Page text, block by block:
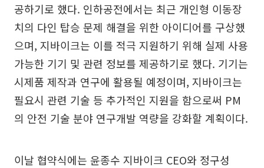
공하기로 했다. 인하공전에서는 최근 개인형 이동장
치의 다인 탑승 문제 해결을 위한 아이디어를 구상했
으며, 지바이크는 이를 적극 지원하기 위해 실제 사용
가능한 기기 및 관련 정보를 제공하기로 했다. 기기는
시제품 제작과 연구에 활용될 예정이며, 지바이크는
필요시 관련 기술 등 추가적인 지원을 함으로써 PM
의 안전 기술 분야 연구개발 역량을 강화할 계획이다.
이날 협약식에는 윤종수 지바이크 CEO와 정구성